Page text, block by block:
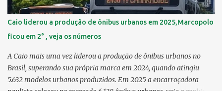
3,80 km² 14º Afogados 3,69 km² 15º Cordeiro 3,40 km² 16º São José
3,26 km² 17º Dois Unidos 3,12 km² 18...
Caio liderou a produção de ônibus urbanos em 2025,Marcopolo
ficou em 2° , veja os números
A Caio mais uma vez liderou a produção de ônibus urbanos no
Brasil, superando sua própria marca em 2024, quando atingiu
5.632 modelos urbanos produzidos. Em 2025 a encarroçadora